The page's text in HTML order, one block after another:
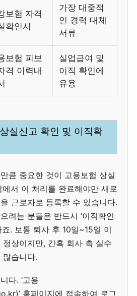
보험 자격
확인서
가장 대중적
인 경력 대체
서류
보험 피보
격 이력내
실업급여 및
이직 확인에
유용
실신고 확인 및 이직확
큼 중요한 것이 고용보험 상실
서 이 처리를 완료해야만 새로
근로자로 등록할 수 있습니다.
려는 분들은 반드시 ‘이직확인
죠. 보통 퇴사 후 10일~15일 이
상이지만, 간혹 회사 측 실수
많습니다.
다. ‘고용
홈페이지에 접속하여 로그